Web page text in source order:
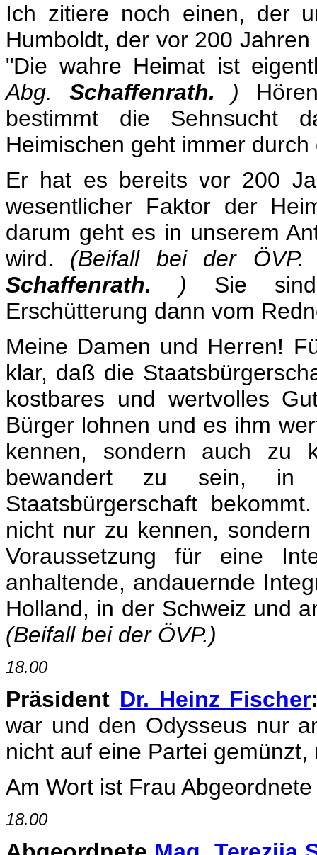
Ich zitiere noch einen, der
Humboldt, der vor 200
"Die wahre Heimat ist
Abg. Schaffenrath. )
bestimmt die Sehnsucht
Heimischen geht immer
Er hat es bereits vor 200
wesentlicher Faktor der
darum geht es in unserem
wird. (Beifall bei der
Schaffenrath. ) Sie sind
Erschütterung dann vom
Meine Damen und Herren!
klar, daß die
kostbares und wertvolles
Bürger lohnen und es ihm
kennen, sondern auch zu
bewandert zu sein,
Staatsbürgerschaft
nicht nur zu kennen,
Voraussetzung für eine
anhaltende, andauernde
Holland, in der Schweiz und
(Beifall bei der ÖVP.)
18.00
Präsident Dr. Heinz Fischer
war und den Odysseus nur
nicht auf eine Partei
Am Wort ist Frau
18.00